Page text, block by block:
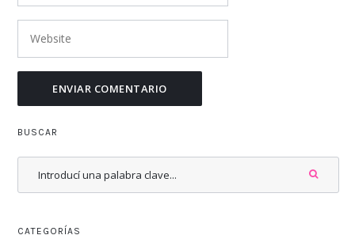
BUSCAR
CATEGORÍAS